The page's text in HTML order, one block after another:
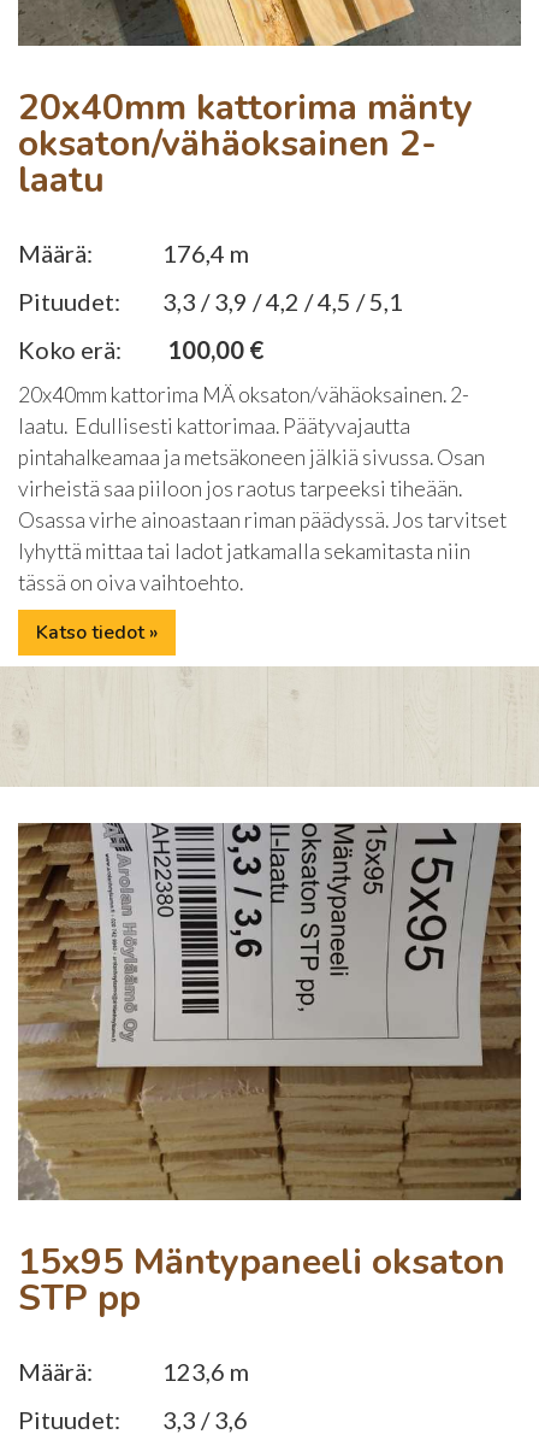
20x40mm kattorima mänty
oksaton/vähäoksainen 2-
laatu
Määrä:
176,4 m
Pituudet:
3,3 / 3,9 / 4,2 / 4,5 / 5,1
Koko erä:
100,00 €
20x40mm kattorima MÄ oksaton/vähäoksainen. 2-
laatu. Edullisesti kattorimaa. Päätyvajautta
pintahalkeamaa ja metsäkoneen jälkiä sivussa. Osan
virheistä saa piiloon jos raotus tarpeeksi tiheään.
Osassa virhe ainoastaan riman päädyssä. Jos tarvitset
lyhyttä mittaa tai ladot jatkamalla sekamitasta niin
tässä on oiva vaihtoehto.
Katso tiedot »
15x95 Mäntypaneeli oksaton
STP pp
Määrä:
123,6 m
Pituudet:
3,3 / 3,6